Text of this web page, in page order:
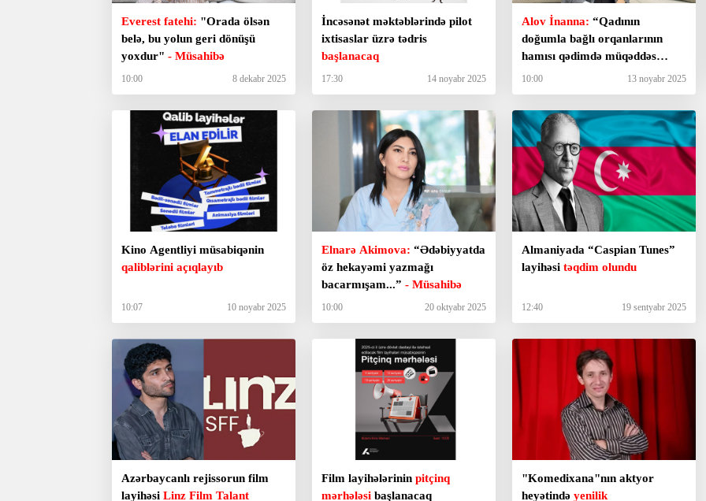
Everest fatehi: "Orada ölsən
belə, bu yolun geri dönüşü
yoxdur" - Müsahibə
10:00 8 dekabr 2025
İncəsənət məktəblərində pilot
ixtisaslar üzrə tədris
başlanacaq
17:30 14 noyabr 2025
Alov İnanna: “Qadının
doğumla bağlı orqanlarının
hamısı qədimdə müqəddəs
sayılıb...”
- Müsahibə
10:00 13 noyabr 2025
Kino Agentliyi müsabiqənin
qaliblərini açıqlayıb
10:07 10 noyabr 2025
Elnarə Akimova: “Ədəbiyyatda
öz hekayəmi yazmağı
bacarmışam...” - Müsahibə
10:00 20 oktyabr 2025
Almaniyada “Caspian Tunes”
layihəsi təqdim olundu
12:40 19 sentyabr 2025
Azərbaycanlı rejissorun film
layihəsi Linz Film Talant
Film layihələrinin pitçinq
mərhələsi başlanacaq
"Komedixana"nın aktyor
heyətində yenilik